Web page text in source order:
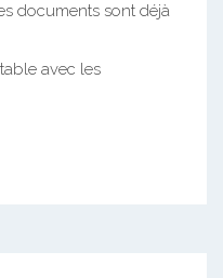
documents sont déjà
avec les